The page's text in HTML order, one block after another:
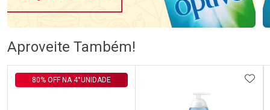
Comprar sem Desconto
Por R$ 56,24/cada
Comprar sem Desconto
Por R$ 56,24/cada
Comprar sem Desconto
Comprar sem Desconto
Aproveite Também!
80% OFF NA 4°UNIDADE